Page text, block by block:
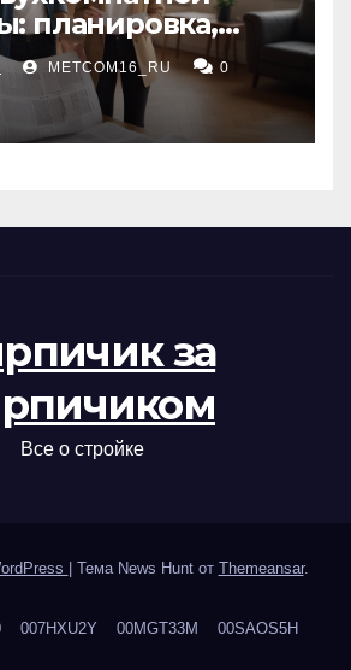
планировка,
жилья и
документов
METCOM16_RU 0
за
Все о стройке
Тема News Hunt от Themeansar.
007HXU2Y 00MGT33M 00SAOS5H